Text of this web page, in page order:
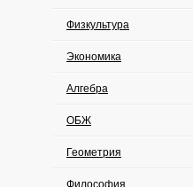
Физкультура
Экономика
Алгебра
ОБЖ
Геометрия
Философия